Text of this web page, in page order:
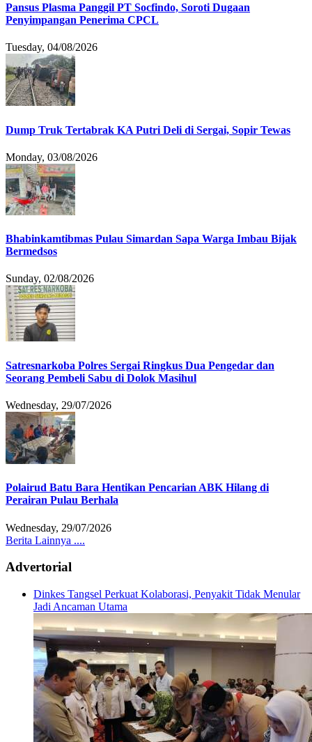
Pansus Plasma Panggil PT Socfindo, Soroti Dugaan
Penyimpangan Penerima CPCL
Tuesday, 04/08/2026
Dump Truk Tertabrak KA Putri Deli di Sergai, Sopir Tewas
Monday, 03/08/2026
Bhabinkamtibmas Pulau Simardan Sapa Warga Imbau Bijak
Bermedsos
Sunday, 02/08/2026
Satresnarkoba Polres Sergai Ringkus Dua Pengedar dan
Seorang Pembeli Sabu di Dolok Masihul
Wednesday, 29/07/2026
Polairud Batu Bara Hentikan Pencarian ABK Hilang di
Perairan Pulau Berhala
Wednesday, 29/07/2026
Berita Lainnya ....
Advertorial
Dinkes Tangsel Perkuat Kolaborasi, Penyakit Tidak Menular
Jadi Ancaman Utama